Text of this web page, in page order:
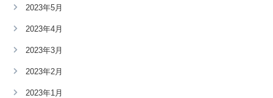
2023年5月
2023年4月
2023年3月
2023年2月
2023年1月